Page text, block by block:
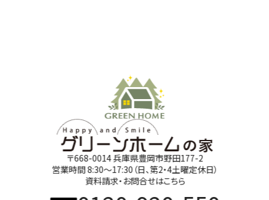
〒668-0014 兵庫県豊岡市野田177-2
営業時間 8:30～17:30（日、第2・4土曜定休日）
資料請求・お問合せはこちら